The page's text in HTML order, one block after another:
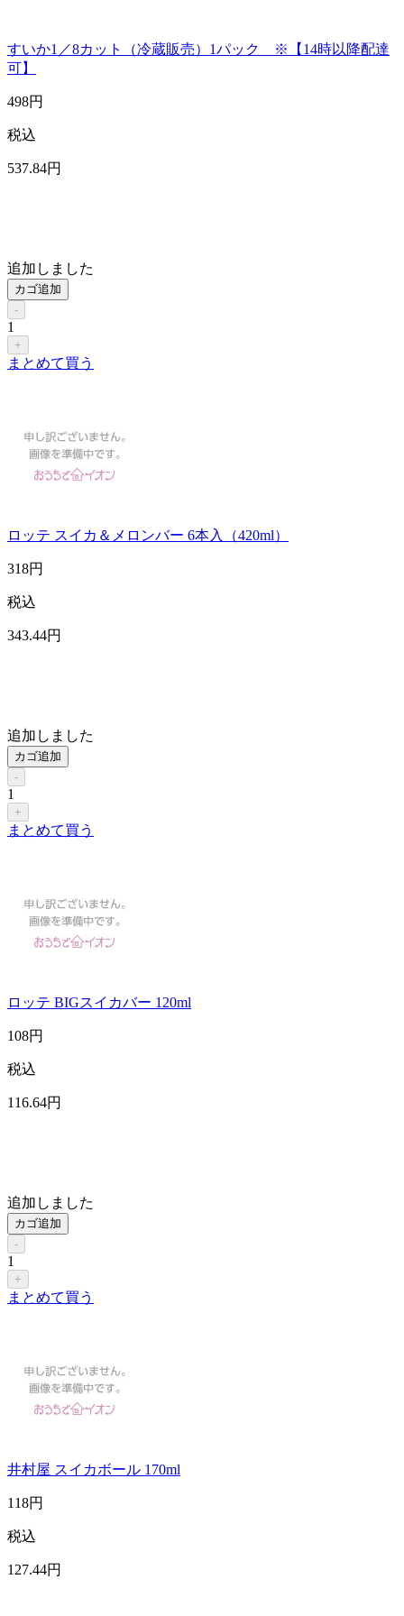
すいか1／8カット（冷蔵販売）1パック ※【14時以降配達
可】
498円
税込
537.84円
追加しました
カゴ追加
-
1
+
まとめて買う
ロッテ スイカ＆メロンバー 6本入（420ml）
318円
税込
343.44円
追加しました
カゴ追加
-
1
+
まとめて買う
ロッテ BIGスイカバー 120ml
108円
税込
116.64円
追加しました
カゴ追加
-
1
+
まとめて買う
井村屋 スイカボール 170ml
118円
税込
127.44円